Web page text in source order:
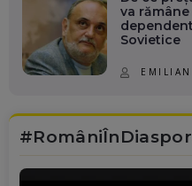
va
Sovietice